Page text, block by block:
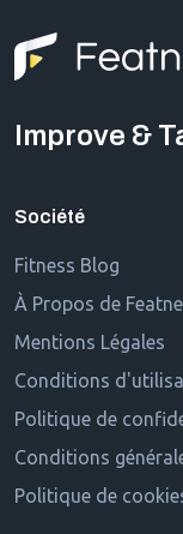
Improve &
Société
Fitness Blog
À Propos de
Mentions Légales
Conditions
Politique de
Conditions
Politique de